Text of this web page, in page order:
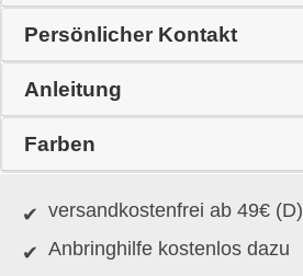
Persönlicher Kontakt
Anleitung
Farben
versandkostenfrei ab 49€ (D)
Anbringhilfe kostenlos dazu